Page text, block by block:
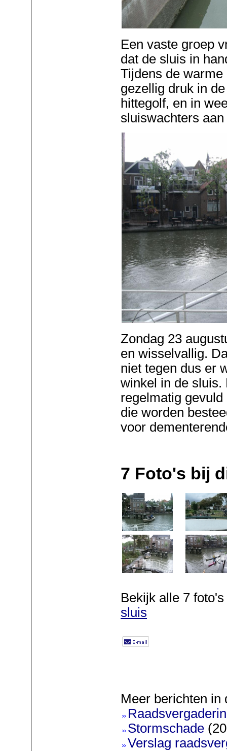
Een vaste groep
dat de sluis in
Tijdens de
gezellig druk in
hittegolf, en in
sluiswachters
Zondag 23
en wisselvallig.
niet tegen dus er
winkel in de sluis.
regelmatig
die worden
voor
7 Foto's bij
Bekijk alle 7
sluis
Meer berichten in
Stormschade
Verslag